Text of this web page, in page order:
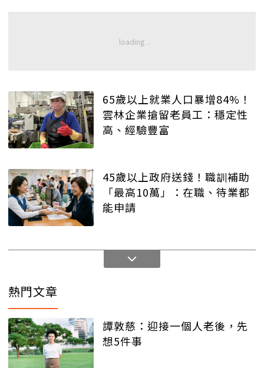
65歲以上就業人口暴增84%！
雲林企業搶留老員工：穩定性
高、經驗豐富
45歲以上政府送錢！職訓補助
「最高10萬」：在職、待業都
能申請
熱門文章
譚敦慈：迎接一個人老後，先
想5件事